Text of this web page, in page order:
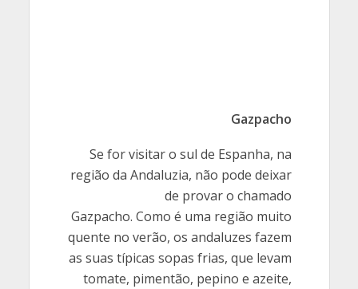
Gazpacho
Se for visitar o sul de Espanha, na
região da Andaluzia, não pode deixar
de provar o chamado
Gazpacho. Como é uma região muito
quente no verão, os andaluzes fazem
as suas típicas sopas frias, que levam
tomate, pimentão, pepino e azeite,